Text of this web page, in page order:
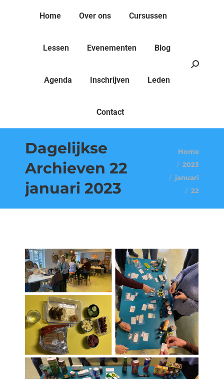
Home Over ons Cursussen
Lessen Evenementen Blog
Agenda Inschrijven Leden
Contact
Search:
Dagelijkse
Archieven 22
januari 2023
Home
2023
januari
22